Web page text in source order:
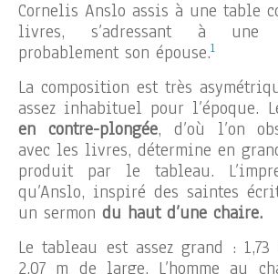
Cornelis Anslo assis à une table
livres, s’adressant à une
probablement son épouse.1
La composition est très
assez inhabituel pour l’époque.
en contre-plongée, d’où l’on
avec les livres, détermine en
produit par le tableau.
qu’Anslo, inspiré des saintes
un sermon du haut d’une chaire.
Le tableau est assez grand :
2,07 m de large. L’homme au